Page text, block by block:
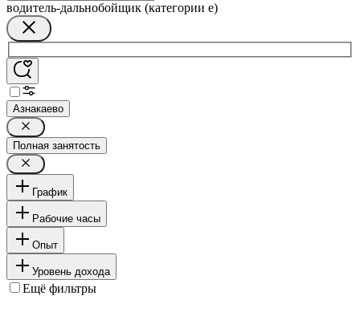
водитель-дальнобойщик (категории е)
Азнакаево
Полная занятость
График
Рабочие часы
Опыт
Уровень дохода
Ещё фильтры